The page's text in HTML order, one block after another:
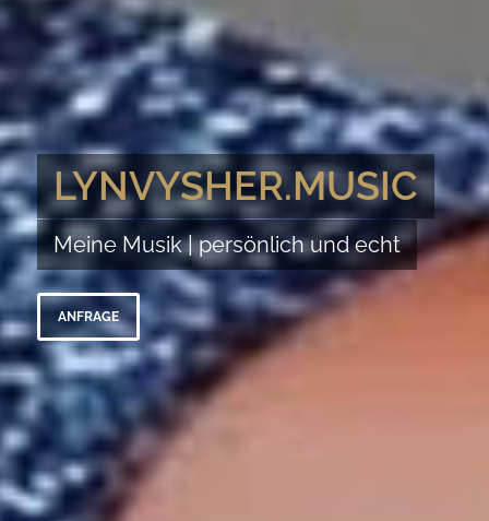
LYNVYSHER.MUSIC
Meine Musik | persönlich und echt
ANFRAGE